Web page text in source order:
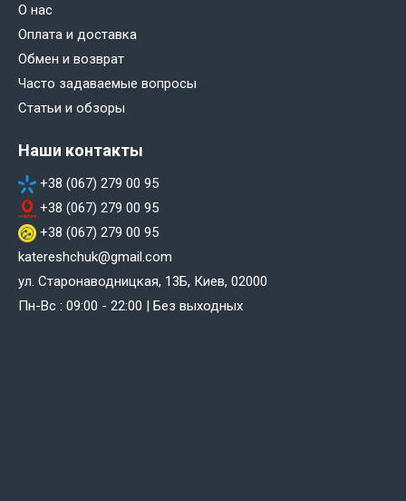
О нас
Оплата и доставка
Обмен и возврат
Часто задаваемые вопросы
Статьи и обзоры
Наши контакты
+38 (067) 279 00 95
+38 (067) 279 00 95
+38 (067) 279 00 95
katereshchuk@gmail.com
ул. Старонаводницкая, 13Б, Киев, 02000
Пн-Вс : 09:00 - 22:00 | Без выходных